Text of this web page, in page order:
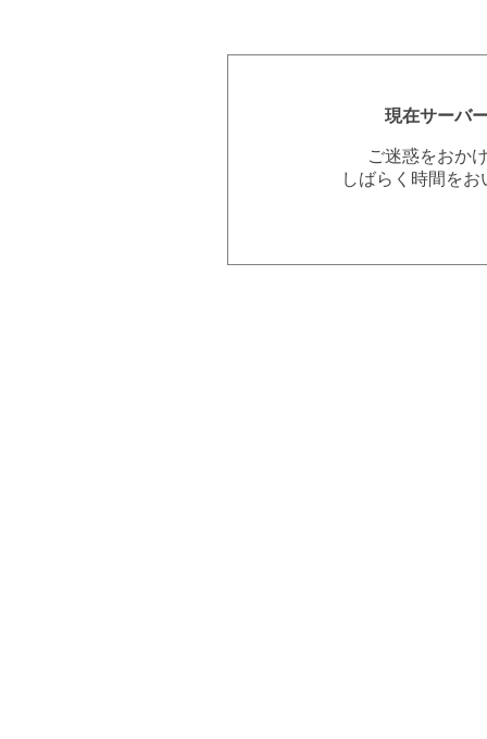
現在サーバ
ご迷惑をおか
しばらく時間を